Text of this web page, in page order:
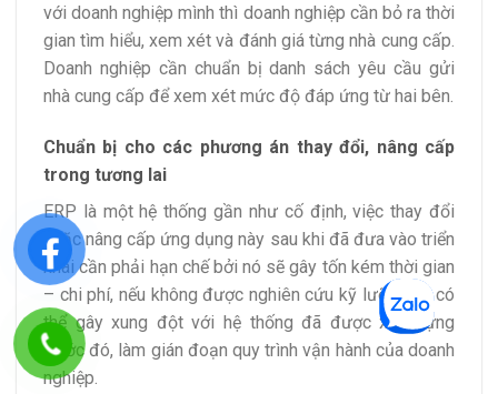
với doanh nghiệp mình thì doanh nghiệp cần bỏ ra thời
gian tìm hiểu, xem xét và đánh giá từng nhà cung cấp.
Doanh nghiệp cần chuẩn bị danh sách yêu cầu gửi
nhà cung cấp để xem xét mức độ đáp ứng từ hai bên.
Chuẩn bị cho các phương án thay đổi, nâng cấp
trong tương lai
ERP là một hệ thống gần như cố định, việc thay đổi
hoặc nâng cấp ứng dụng này sau khi đã đưa vào triển
khai cần phải hạn chế bởi nó sẽ gây tốn kém thời gian
– chi phí, nếu không được nghiên cứu kỹ lưỡng thì có
thể gây xung đột với hệ thống đã được xây dựng
trước đó, làm gián đoạn quy trình vận hành của doanh
nghiệp.